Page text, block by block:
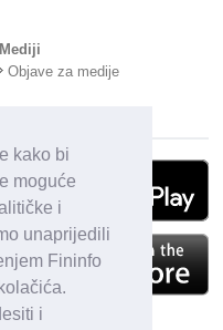
kako bi
moguće
i
unaprijedili
Fininfo
i
Mediji
Objave za medije